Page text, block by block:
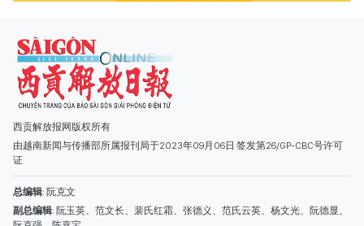
副总编辑: 阮玉英、范文长、裴氏红霜、张德义、范氏云英、杨文光、阮德显、
阮克强、陈嘉宝
主编: 阮玉英
社址: 胡志明市棋盘坊阮氏明开街432-434号
总台: (028) 39294091 - 转 060
热线: 096.558.1888
编辑部: (028) 39294092 - 转 060
电子信箱
广告部
(028) 38334185
quangcaohoavan09@gmail.com;